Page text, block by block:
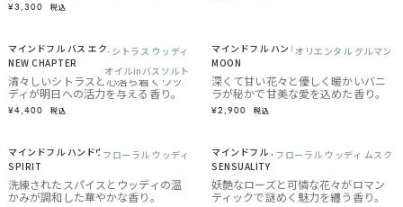
¥3,300 税込
シトラス ウッディ
オイルinバスソルト
マインドフル バス エクスペリエンス /
NEW CHAPTER
清々しいシトラスと心落ち着くウッ
ディが明日への活力を与える香り。
¥4,400 税込
オリエンタル グルマン
マインドフル ハンドセラム / OVER THE
MOON
深くて甘い花々と優しく暖かいバニ
ラが秘かで甘美な愛を込めた香り。
¥2,900 税込
フローラル ウッディ
マインドフル ハンドウォッシュ / FREE
SPIRIT
洗練されたスパイスとウッディの温
かみが調和した華やかな香り。
フローラル ウッディ ムスク
マインドフル ハンドセラム / INNER
SENSUALITY
妖艶なローズと可憐な花々がロマン
ティックで謎めく魅力を纏う香り。